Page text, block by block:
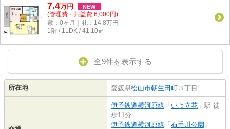
7.4万円 NEW
(管理費・共益費 6,000円)
敷：0ヶ月｜礼：14.8万円
1階 / 1LDK / 41.10㎡
全9件を表示する
所在地 愛媛県松山市朝生田町 ３丁目
伊予鉄道横河原線 「 いよ立花 」駅 徒
歩11分
伊予鉄道横河原線 「 石手川公園 」